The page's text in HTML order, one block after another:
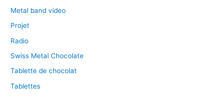
Metal band video
Projet
Radio
Swiss Metal Chocolate
Tablette de chocolat
Tablettes